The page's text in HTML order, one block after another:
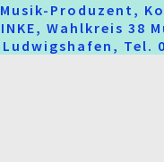
Produzent,
Wahlkreis
Tel.